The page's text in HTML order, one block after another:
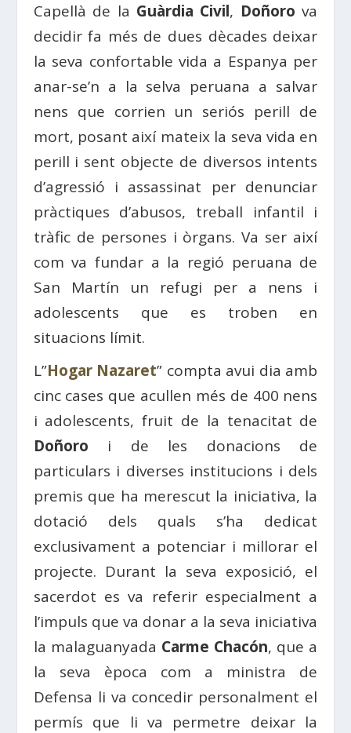
Capellà de la Guàrdia Civil, Doñoro va
decidir fa més de dues dècades deixar
la seva confortable vida a Espanya per
anar-se’n a la selva peruana a salvar
nens que corrien un seriós perill de
mort, posant així mateix la seva vida en
perill i sent objecte de diversos intents
d’agressió i assassinat per denunciar
pràctiques d’abusos, treball infantil i
tràfic de persones i òrgans. Va ser així
com va fundar a la regió peruana de
San Martín un refugi per a nens i
adolescents que es troben en
situacions límit.
L”Hogar Nazaret” compta avui dia amb
cinc cases que acullen més de 400 nens
i adolescents, fruit de la tenacitat de
Doñoro i de les donacions de
particulars i diverses institucions i dels
premis que ha merescut la iniciativa, la
dotació dels quals s’ha dedicat
exclusivament a potenciar i millorar el
projecte. Durant la seva exposició, el
sacerdot es va referir especialment a
l’impuls que va donar a la seva iniciativa
la malaguanyada Carme Chacón, que a
la seva època com a ministra de
Defensa li va concedir personalment el
permís que li va permetre deixar la